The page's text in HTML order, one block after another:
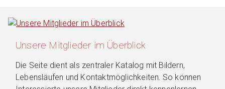
Unsere Mitglieder im Überblick
Die Seite dient als zentraler Katalog mit Bildern,
Lebensläufen und Kontaktmöglichkeiten. So können